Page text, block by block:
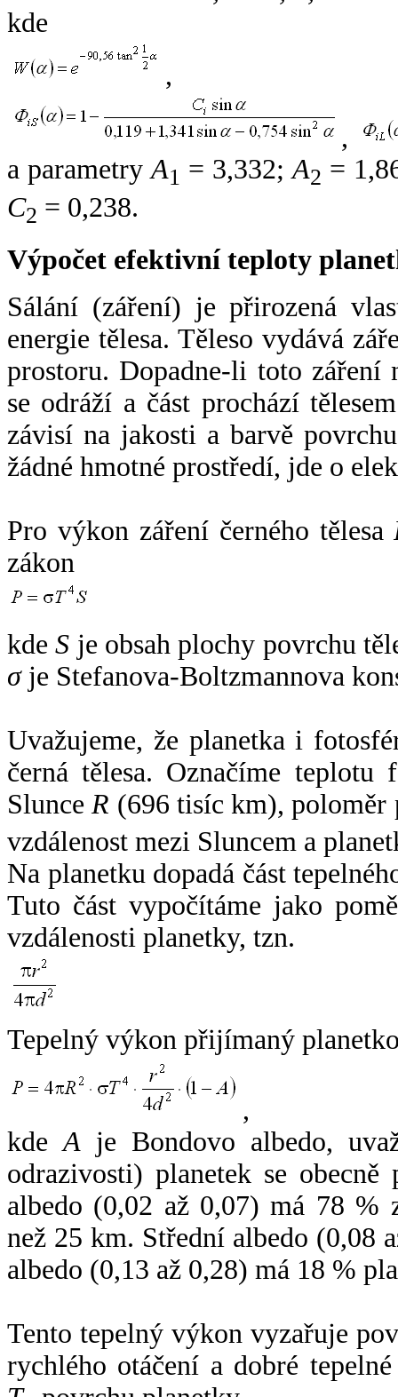
kde
,
,
a parametryA1 = 3,332;A2 =
C2 = 0,238.
Výpočet efektivní teploty
Sálání (záření) je přirozená
energie tělesa. Těleso vydává
prostoru. Dopadne-li toto záření
se odráží a část prochází
závisí na jakosti a barvě
žádné hmotné prostředí, jde o
Pro výkon záření černého tělesa
zákon
kdeS je obsah plochy povrchu
σje Stefanova-Boltzmannova
Uvažujeme, že planetka i
černá tělesa. Označíme
SlunceR (696 tisíc km),
vzdálenost mezi Sluncem a
Na planetku dopadá část
Tuto část vypočítáme jako
vzdálenosti planetky, tzn.
Tepelný výkon přijímaný
,
kdeA je Bondovo albedo,
odrazivosti) planetek se
albedo (0,02 až 0,07) má 78 %
než 25 km. Střední albedo (0,08
albedo (0,13 až 0,28) má 18 %
Tento tepelný výkon vyzařuje
rychlého otáčení a dobré